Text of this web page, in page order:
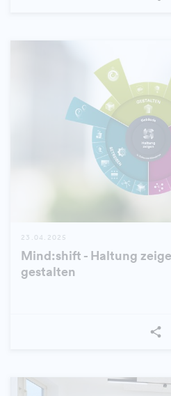
23.04.2025
Mind:shift - Haltung
gestalten